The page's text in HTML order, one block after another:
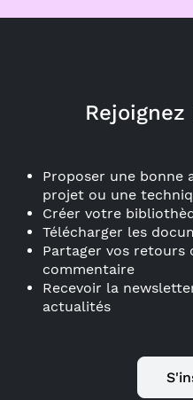
Proposer une bonne
projet ou une
Créer votre
Télécharger les
Partager vos retours
commentaire
Recevoir la
actualités